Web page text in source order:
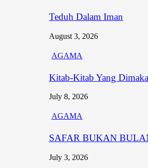
Teduh Dalam Iman
August 3, 2026
AGAMA
Kitab-Kitab Yang
July 8, 2026
AGAMA
SAFAR BUKAN
July 3, 2026